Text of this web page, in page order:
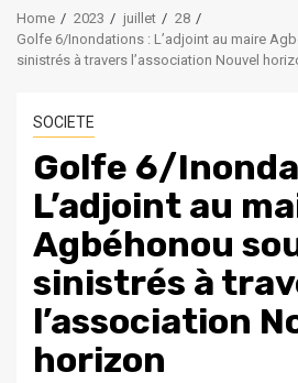
Home 2023 juillet
28
Golfe 6/Inondations : L’adjoint au maire
sinistrés à travers l’association Nouvel
SOCIETE
Golfe 6/
L’adjoint au
Agbéhonou
sinistrés à
l’association
horizon